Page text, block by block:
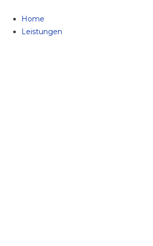
Inhalt
springen
Home
Leistungen